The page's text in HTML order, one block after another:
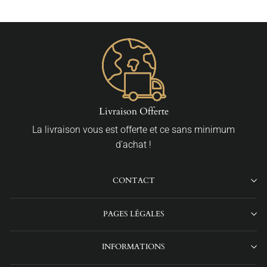
Livraison Offerte
La livraison vous est offerte et ce sans minimum
d'achat !
CONTACT
PAGES LÉGALES
INFORMATIONS